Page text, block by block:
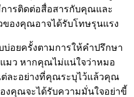
การติดต่อสื่อสารกับคุณและ
องคุณอาจได้รับโทษรุนแรง
อยครั้งตามการให้คำปรึกษา
มว หากคุณไม่แน่ใจว่าหมอ
ละอย่างที่คุณระบุไว้แล้วคุณ
งคุณจะได้รับความมั่นใจอย่าขี้